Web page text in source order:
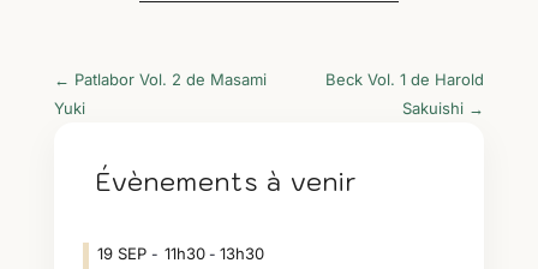
← Patlabor Vol. 2 de Masami
Yuki
Beck Vol. 1 de Harold
Sakuishi →
Évènements à venir
19 SEP 11h30- 13h30